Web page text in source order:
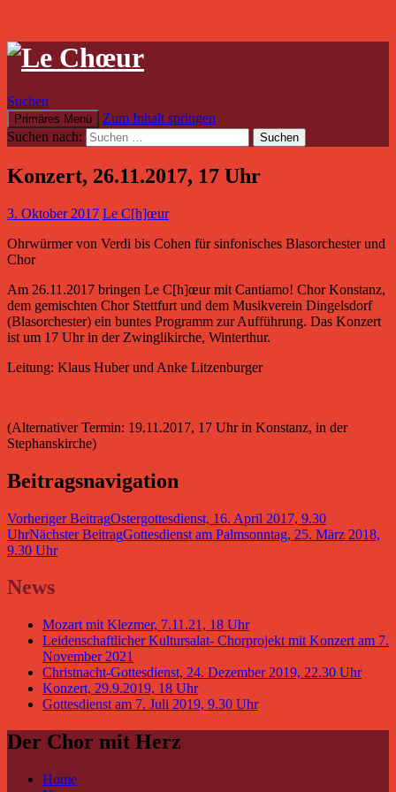
Suchen
Primäres Menü
Zum Inhalt springen
Suchen nach:
Konzert, 26.11.2017, 17 Uhr
3. Oktober 2017 Le C[h]œur
Ohrwürmer von Verdi bis Cohen für sinfonisches Blasorchester und
Chor
Am 26.11.2017 bringen Le C[h]œur mit Cantiamo! Chor Konstanz,
dem gemischten Chor Stettfurt und dem Musikverein Dingelsdorf
(Blasorchester) ein buntes Programm zur Aufführung. Das Konzert
ist um 17 Uhr in der Zwinglikirche, Winterthur.
Leitung: Klaus Huber und Anke Litzenburger
(Alternativer Termin: 19.11.2017, 17 Uhr in Konstanz, in der
Stephanskirche)
Beitragsnavigation
Vorheriger BeitragOstergottesdienst, 16. April 2017, 9.30
UhrNächster BeitragGottesdienst am Palmsonntag, 25. März 2018,
9.30 Uhr
News
Mozart mit Klezmer, 7.11.21, 18 Uhr
Leidenschaftlicher Kultursalat- Chorprojekt mit Konzert am 7.
November 2021
Christnacht-Gottesdienst, 24. Dezember 2019, 22.30 Uhr
Konzert, 29.9.2019, 18 Uhr
Gottesdienst am 7. Juli 2019, 9.30 Uhr
Der Chor mit Herz
Home